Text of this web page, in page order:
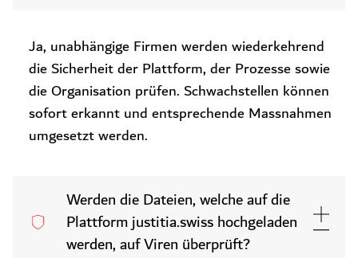
Ja, unabhängige Firmen werden wiederkehrend
die Sicherheit der Plattform, der Prozesse sowie
die Organisation prüfen. Schwachstellen können
sofort erkannt und entsprechende Massnahmen
umgesetzt werden.
Werden die Dateien, welche auf die
Plattform justitia.swiss hochgeladen
werden, auf Viren überprüft?